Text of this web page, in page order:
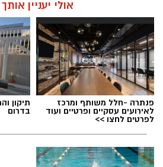
אולי יעניין
פנתרה -חלל משותף ומרכז
לאירועים עסקיים ופרטיים ועוד
לפרטים לחצו >>
תיקון
בדרום